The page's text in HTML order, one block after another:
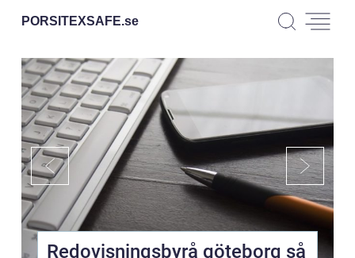
PORSITEXSAFE.se
Redovisningsbyrå göteborg så